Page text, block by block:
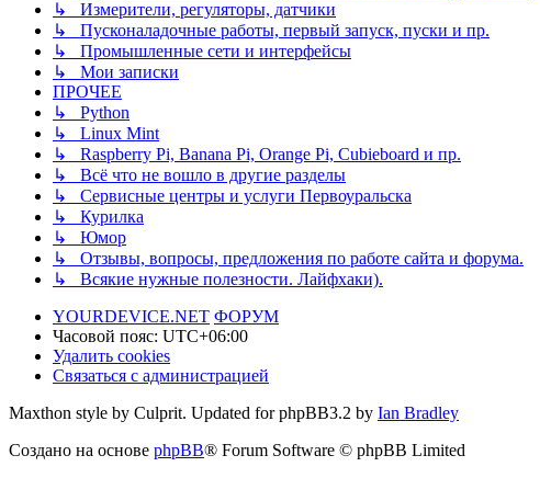
↳ Измерители, регуляторы, датчики
↳ Пусконаладочные работы, первый запуск, пуски и пр.
↳ Промышленные сети и интерфейсы
↳ Мои записки
ПРОЧЕЕ
↳ Python
↳ Linux Mint
↳ Raspberry Pi, Banana Pi, Orange Pi, Cubieboard и пр.
↳ Всё что не вошло в другие разделы
↳ Сервисные центры и услуги Первоуральска
↳ Курилка
↳ Юмор
↳ Отзывы, вопросы, предложения по работе сайта и форума.
↳ Всякие нужные полезности. Лайфхаки).
YOURDEVICE.NET ФОРУМ
Часовой пояс: UTC+06:00
Удалить cookies
Связаться с администрацией
Maxthon style by Culprit. Updated for phpBB3.2 by Ian Bradley
Создано на основе phpBB® Forum Software © phpBB Limited